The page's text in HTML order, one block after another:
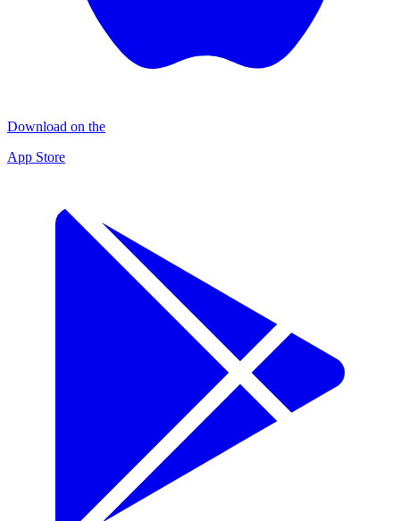
Download on the
App Store